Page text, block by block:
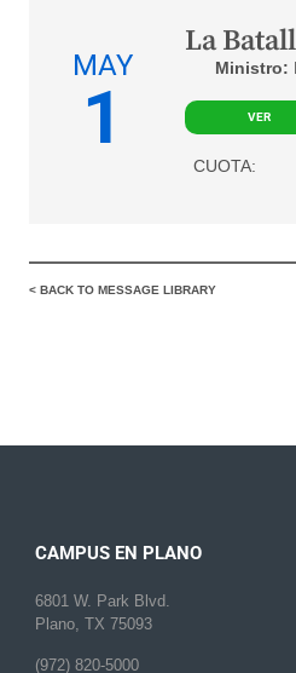
MAY
1
La
Ministro:
VER
CUOTA:
< BACK TO MESSAGE LIBRARY
CAMPUS EN PLANO
6801 W. Park Blvd.
Plano, TX 75093
(972) 820-5000